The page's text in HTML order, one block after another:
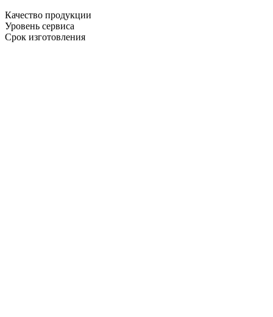
Качество продукции
Уровень сервиса
Срок изготовления